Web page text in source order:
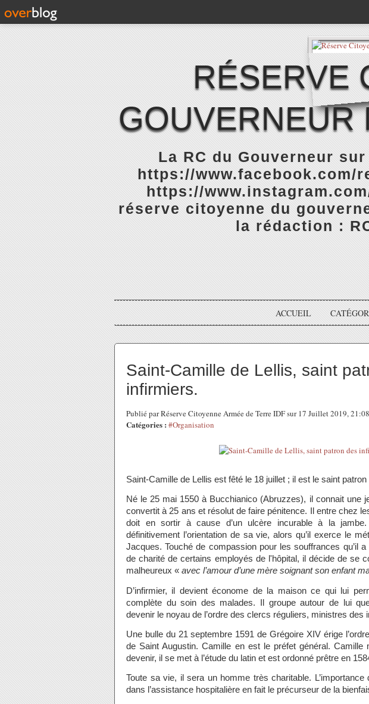
RÉSERVE
GOUVERNEUR
La RC du Gouverneur
https://www.facebook.com/
https://
réserve citoyenne du
la rédaction :
ACCUEIL
Saint-Camille de Lellis, saint
infirmiers.
Publié par Réserve Citoyenne Armée de Terre IDF sur 17 Juillet 2019,
Catégories : #Organisation
Saint-Camille de Lellis est fêté le 18 juillet ; il est le saint
Né le 25 mai 1550 à Bucchianico (Abruzzes), il connait une
convertit à 25 ans et résolut de faire pénitence. Il entre chez
doit en sortir à cause d’un ulcère incurable à la jambe.
définitivement l’orientation de sa vie, alors qu’il exerce le
Jacques. Touché de compassion pour les souffrances qu’il
de charité de certains employés de l'hôpital, il décide de se
malheureux « avec l’amour d’une mère soignant son enfant
D’infirmier, il devient économe de la maison ce qui lui
complète du soin des malades. Il groupe autour de lui
devenir le noyau de l’ordre des clercs réguliers, ministres des
Une bulle du 21 septembre 1591 de Grégoire XIV érige
de Saint Augustin. Camille en est le préfet général. Camille
devenir, il se met à l’étude du latin et est ordonné prêtre en
Toute sa vie, il sera un homme très charitable. L’importance
dans l’assistance hospitalière en fait le précurseur de la